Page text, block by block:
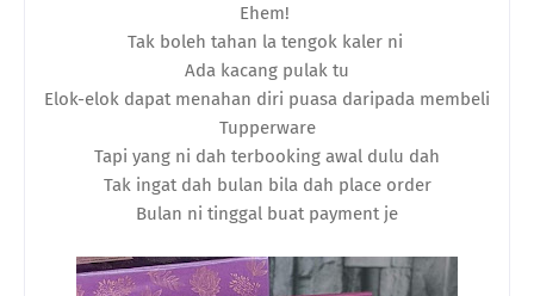
Ehem!
Tak boleh tahan la tengok kaler ni
Ada kacang pulak tu
Elok-elok dapat menahan diri puasa daripada membeli
Tupperware
Tapi yang ni dah terbooking awal dulu dah
Tak ingat dah bulan bila dah place order
Bulan ni tinggal buat payment je